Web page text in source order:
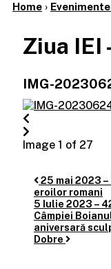
Home ›
Ziua IEI
IMG-
Image 1 of 27
Post
25 mai 2023 –
eroilor romani
5 Iulie 2023 –
Câmpiei
aniversară
Dobre